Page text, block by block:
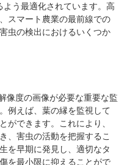
よう最適化されています。高
スマート農業の最前線での
虫の検出におけるいくつか
像度の画像が必要な重要な監
例えば、葉の縁を監視して
ができます。これにより、
、害虫の活動を把握するこ
を早期に発見し、適切なタ
を最小限に抑えることがで